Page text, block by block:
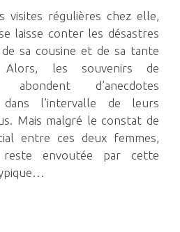
visites régulières chez elle,
laisse conter les désastres
de sa cousine et de sa tante
Alors, les souvenirs de
abondent d’anecdotes
dans l’intervalle de leurs
Mais malgré le constat de
entre ces deux femmes,
reste envoutée par cette